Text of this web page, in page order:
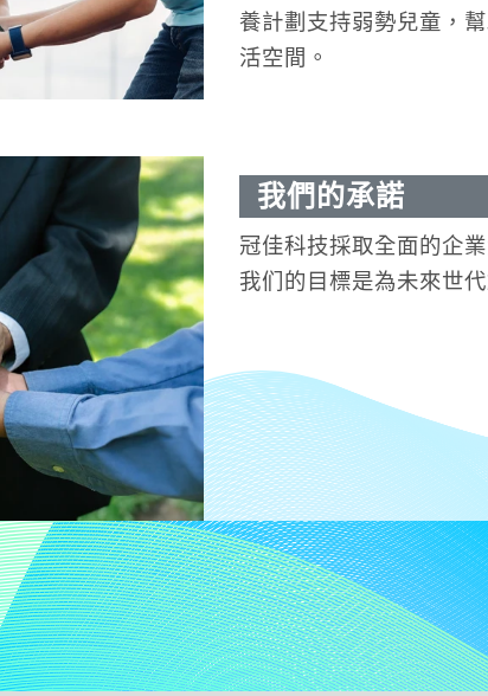
養計劃支持弱勢兒童，
活空間。
我們的承諾
冠佳科技採取全面的企
我们的目標是為未來世